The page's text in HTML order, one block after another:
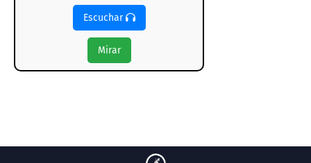
Escuchar
Mirar